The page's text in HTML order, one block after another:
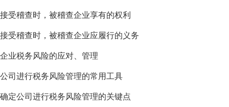
接受稽查时，被稽查企业享有的权利
接受稽查时，被稽查企业应履行的义务
企业税务风险的应对、管理
公司进行税务风险管理的常用工具
确定公司进行税务风险管理的关键点